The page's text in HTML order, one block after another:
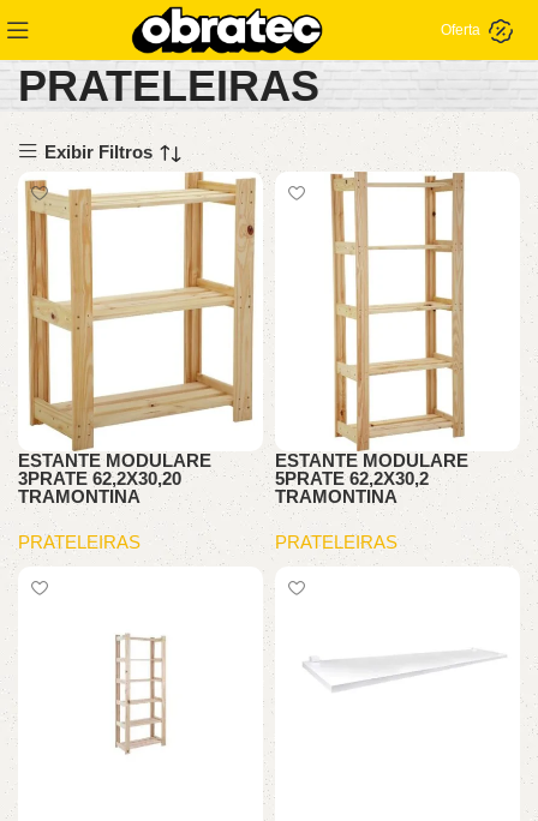
Oferta
PRATELEIRAS
Exibir Filtros
ESTANTE MODULARE
3PRATE 62,2X30,20
TRAMONTINA
PRATELEIRAS
ESTANTE MODULARE
5PRATE 62,2X30,2
TRAMONTINA
PRATELEIRAS